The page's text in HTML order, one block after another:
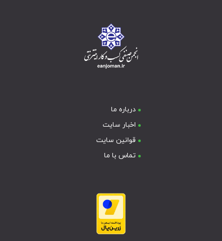
درباره ما
اخبار سایت
قوانین سایت
تماس با ما